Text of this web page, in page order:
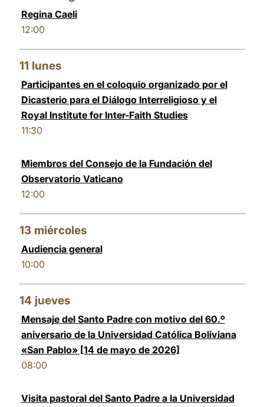
Regina Caeli
12:00
11 lunes
Participantes en el coloquio organizado por el
Dicasterio para el Diálogo Interreligioso y el
Royal Institute for Inter-Faith Studies
11:30
Miembros del Consejo de la Fundación del
Observatorio Vaticano
12:00
13 miércoles
Audiencia general
10:00
14 jueves
Mensaje del Santo Padre con motivo del 60.º
aniversario de la Universidad Católica Boliviana
«San Pablo» [14 de mayo de 2026]
08:00
Visita pastoral del Santo Padre a la Universidad